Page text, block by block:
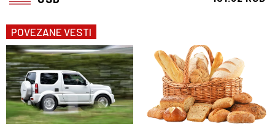
POVEZANE VESTI